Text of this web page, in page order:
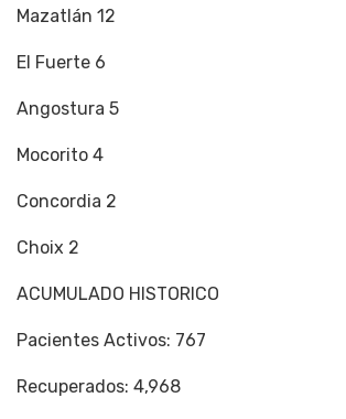
Mazatlán 12
El Fuerte 6
Angostura 5
Mocorito 4
Concordia 2
Choix 2
ACUMULADO HISTORICO
Pacientes Activos: 767
Recuperados: 4,968